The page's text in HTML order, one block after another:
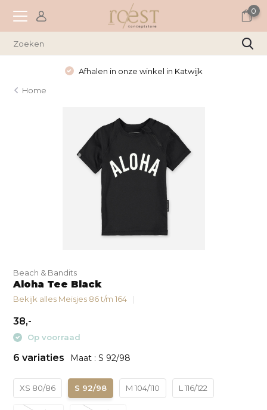
0
Afhalen in onze winkel in Katwijk
Home
Beach & Bandits
Aloha Tee Black
Bekijk alles Meisjes 86 t/m 164
38,-
Op voorraad
6 variaties Maat : S 92/98
XS 80/86 S 92/98 M 104/110 L 116/122